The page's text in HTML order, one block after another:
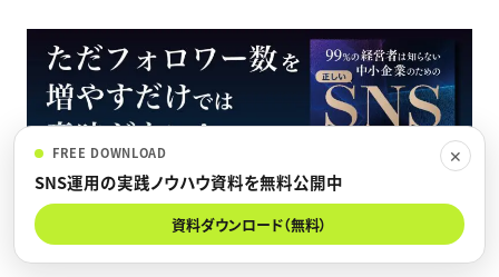
✕
FREE DOWNLOAD
SNS運用の実践ノウハウ資料を無料公開中
資料ダウンロード（無料）